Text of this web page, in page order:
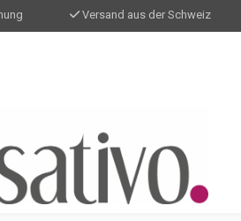
Versand aus der Schweiz